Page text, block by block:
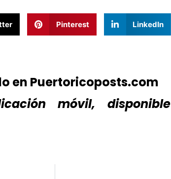
Pinterest LinkedIn
en Puertoricoposts.com
móvil, disponible